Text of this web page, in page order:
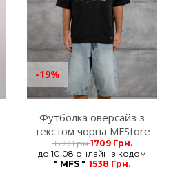
Футболка оверсайз з
текстом чорна MFStore
1899 Грн.1709 Грн.
до 10.08 онлайн з кодом
" MFS " 1538 Грн.
-19%